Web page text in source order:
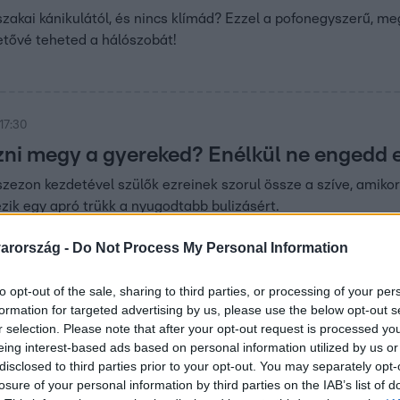
- Do Not Process My Personal Information
opt-out of the sale, sharing to third parties, or processing of your
for targeted advertising by us, please use the below opt-out
selection. Please note that after your opt-out request is processed
interest-based ads based on personal information utilized by us
to third parties prior to your opt-out. You may separately
of your personal information by third parties on the IAB’s list of
kánikulától, és nincs klímád? Ezzel a pofonegyszerű,
teheted a hálószobát!
megy a gyereked? Enélkül ne engedd
kezdetével szülők ezreinek szorul össze a szíve,
egy apró trükk a nyugodtabb bulizásért.
a lehűlést? Van egy rossz hírünk
hulláma után nem meglepő, hogy a lakosság nagy
van egy rossz hírünk…